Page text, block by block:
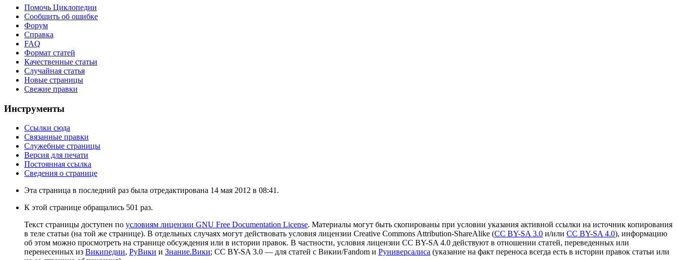
Помочь Циклопедии
Сообщить об ошибке
Форум
Справка
FAQ
Формат статей
Качественные статьи
Случайная статья
Новые страницы
Свежие правки
Инструменты
Ссылки сюда
Связанные правки
Служебные страницы
Версия для печати
Постоянная ссылка
Сведения о странице
Эта страница в последний раз была отредактирована 14 мая 2012 в 08:41.
К этой странице обращались 501 раз.
Текст страницы доступен по условиям лицензии GNU Free Documentation License. Материалы могут быть скопированы при условии указания активной ссылки на источник копирования
в теле статьи (на той же странице). В отдельных случаях могут действовать условия лицензии Creative Commons Attribution-ShareAlike (CC BY-SA 3.0 и/или CC BY-SA 4.0), информацию
об этом можно просмотреть на странице обсуждения или в истории правок. В частности, условия лицензии CC BY-SA 4.0 действуют в отношении статей, переведенных или
перенесенных из Википедии, РуВики и Знание.Вики; CC BY-SA 3.0 — для статей с Викии/Fandom и Руниверсалиса (указание на факт переноса всегда есть в истории правок статьи или